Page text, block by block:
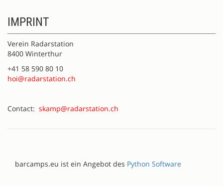
IMPRINT
Verein Radarstation
8400 Winterthur
+41 58 590 80 10
hoi@radarstation.ch
Contact: skamp@radarstation.ch
barcamps.eu ist ein Angebot des Python Software